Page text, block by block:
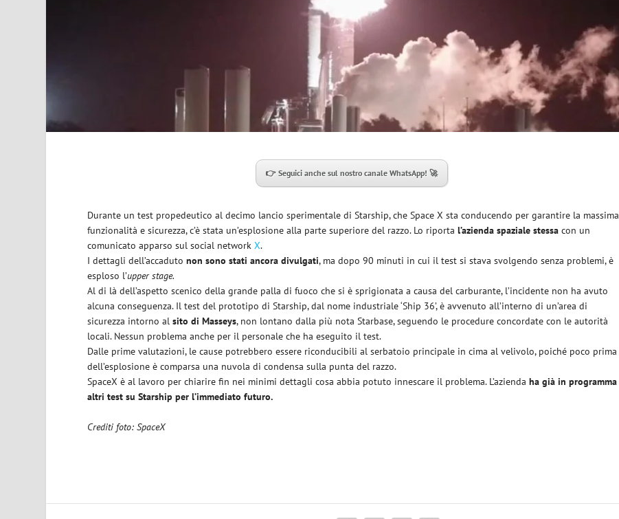
👉 Seguici anche sul nostro canale WhatsApp! 🚀
Durante un test propedeutico al decimo lancio sperimentale di Starship, che Space X sta conducendo per garantire la massima
funzionalità e sicurezza, c’è stata un’esplosione alla parte superiore del razzo. Lo riportal’azienda spaziale stessa con un
comunicato apparso sul social networkX.
I dettagli dell’accadutonon sono stati ancora divulgati, ma dopo 90 minuti in cui il test si stava svolgendo senza problemi, è
esploso l’upper stage.
Al di là dell’aspetto scenico della grande palla di fuoco che si è sprigionata a causa del carburante, l’incidente non ha avuto
alcuna conseguenza. Il test del prototipo di Starship, dal nome industriale ‘Ship 36’, è avvenuto all’interno di un’area di
sicurezza intorno alsito di Masseys, non lontano dalla più nota Starbase, seguendo le procedure concordate con le autorità
locali. Nessun problema anche per il personale che ha eseguito il test.
Dalle prime valutazioni, le cause potrebbero essere riconducibili al serbatoio principale in cima al velivolo, poiché poco prima
dell’esplosione è comparsa una nuvola di condensa sulla punta del razzo.
SpaceX è al lavoro per chiarire fin nei minimi dettagli cosa abbia potuto innescare il problema. L’aziendaha già in programma
altri test su Starship per l’immediato futuro.
Crediti foto: SpaceX